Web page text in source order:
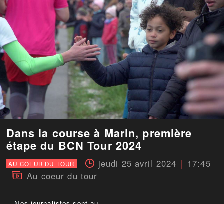
Dans la course à Marin, première
étape du BCN Tour 2024
AU COEUR DU TOUR jeudi 25 avril 2024
17:45
Au coeur du tour